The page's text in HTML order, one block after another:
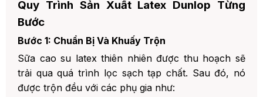
6. Đệm latex có cần lò xo bên trong
7. Có nên chọn đệm có nhiều lớp
8. Xu Hướng Công Nghệ Latex Trong Tương
Lai
Quy Trình Sản Xuất Latex Dunlop Từng
Bước
Bước 1: Chuẩn Bị Và Khuấy Trộn
Sữa cao su latex thiên nhiên được thu hoạch sẽ
trải qua quá trình lọc sạch tạp chất. Sau đó, nó
được trộn đều với các phụ gia như: